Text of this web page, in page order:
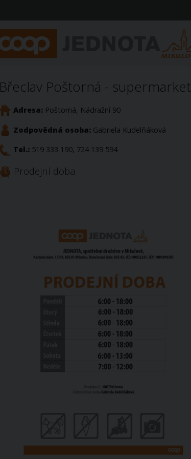
Břeclav Poštorná - supermarket
Adresa: Poštorná, Nádražní 90
Zodpovědná osoba: Gabriela Kudelňáková
Tel.: 519 333 190, 724 139 594
Prodejní doba